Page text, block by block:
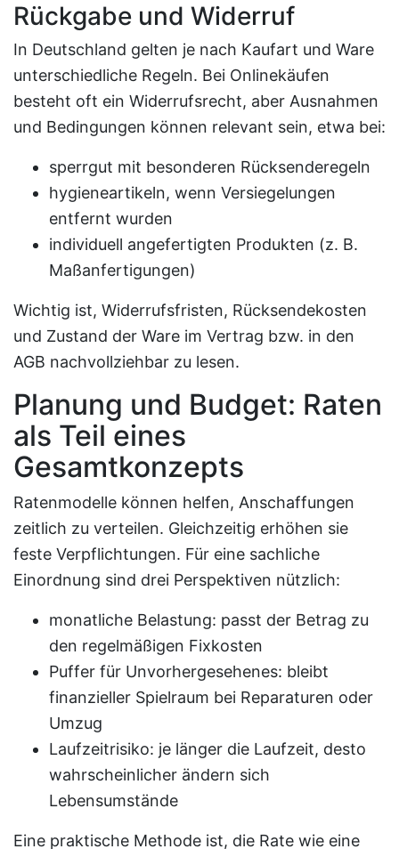
Rückgabe und Widerruf
In Deutschland gelten je nach Kaufart und Ware
unterschiedliche Regeln. Bei Onlinekäufen
besteht oft ein Widerrufsrecht, aber Ausnahmen
und Bedingungen können relevant sein, etwa bei:
sperrgut mit besonderen Rücksenderegeln
hygieneartikeln, wenn Versiegelungen
entfernt wurden
individuell angefertigten Produkten (z. B.
Maßanfertigungen)
Wichtig ist, Widerrufsfristen, Rücksendekosten
und Zustand der Ware im Vertrag bzw. in den
AGB nachvollziehbar zu lesen.
Planung und Budget: Raten
als Teil eines
Gesamtkonzepts
Ratenmodelle können helfen, Anschaffungen
zeitlich zu verteilen. Gleichzeitig erhöhen sie
feste Verpflichtungen. Für eine sachliche
Einordnung sind drei Perspektiven nützlich:
monatliche Belastung: passt der Betrag zu
den regelmäßigen Fixkosten
Puffer für Unvorhergesehenes: bleibt
finanzieller Spielraum bei Reparaturen oder
Umzug
Laufzeitrisiko: je länger die Laufzeit, desto
wahrscheinlicher ändern sich
Lebensumstände
Eine praktische Methode ist, die Rate wie eine